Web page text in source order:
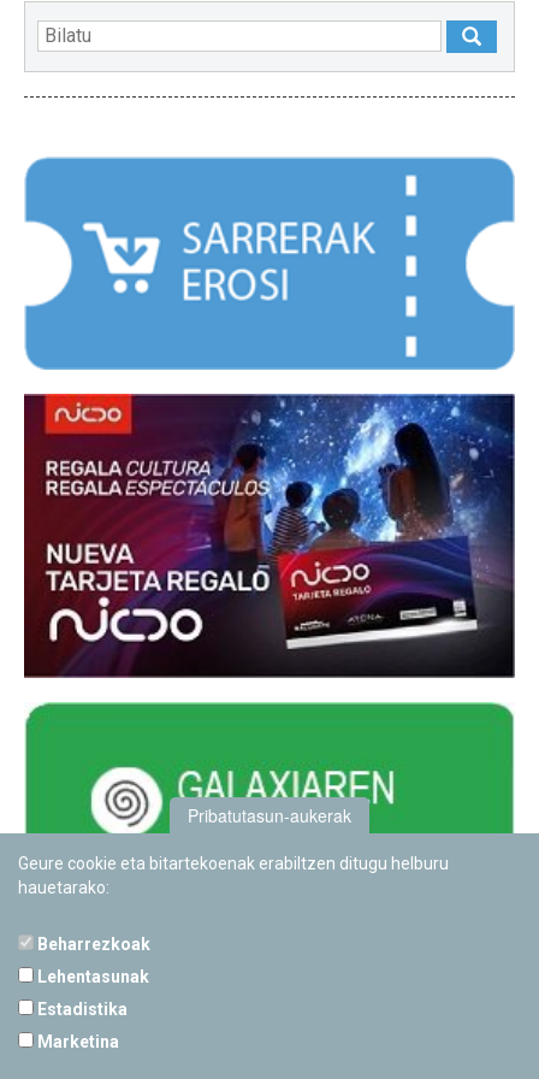
Pribatutasun-aukerak
Geure cookie eta bitartekoenak erabiltzen ditugu helburu
hauetarako:
Beharrezkoak
Lehentasunak
Estadistika
Marketina